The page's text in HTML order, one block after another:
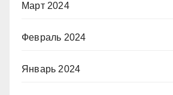
Март 2024
Февраль 2024
Январь 2024